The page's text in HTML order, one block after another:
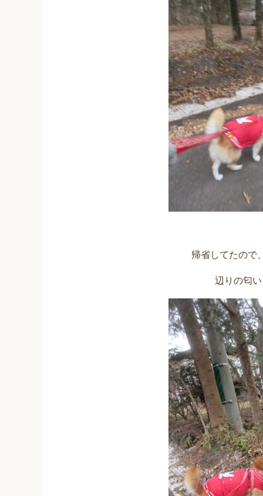
帰省してたので
辺りの匂